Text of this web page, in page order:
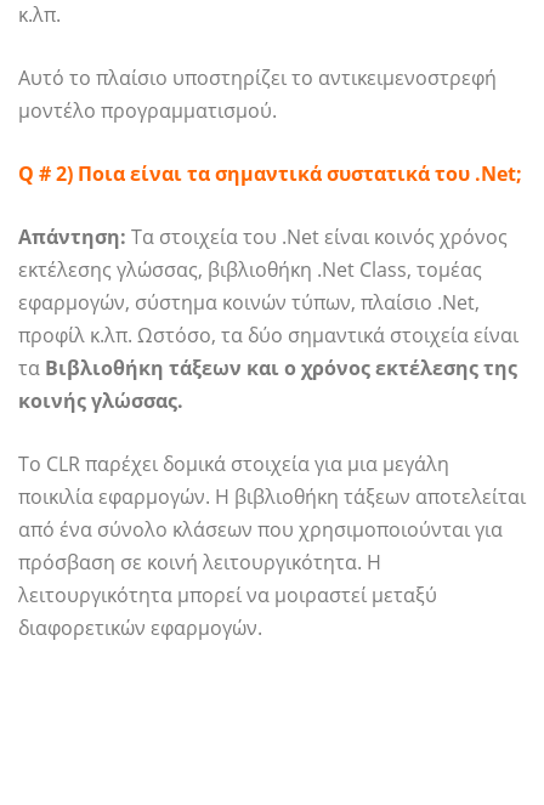
κ.λπ.
Αυτό το πλαίσιο υποστηρίζει το αντικειμενοστρεφή
μοντέλο προγραμματισμού.
Q # 2) Ποια είναι τα σημαντικά συστατικά του .Net;
Απάντηση: Τα στοιχεία του .Net είναι κοινός χρόνος
εκτέλεσης γλώσσας, βιβλιοθήκη .Net Class, τομέας
εφαρμογών, σύστημα κοινών τύπων, πλαίσιο .Net,
προφίλ κ.λπ. Ωστόσο, τα δύο σημαντικά στοιχεία είναι
τα Βιβλιοθήκη τάξεων και ο χρόνος εκτέλεσης της
κοινής γλώσσας.
Το CLR παρέχει δομικά στοιχεία για μια μεγάλη
ποικιλία εφαρμογών. Η βιβλιοθήκη τάξεων αποτελείται
από ένα σύνολο κλάσεων που χρησιμοποιούνται για
πρόσβαση σε κοινή λειτουργικότητα. Η
λειτουργικότητα μπορεί να μοιραστεί μεταξύ
διαφορετικών εφαρμογών.